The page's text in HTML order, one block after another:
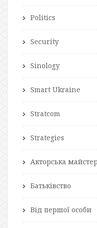
Politics
Security
Sinology
Smart Ukraine
Stratcom
Strategies
Акторська
Батьківство
Від першої особи